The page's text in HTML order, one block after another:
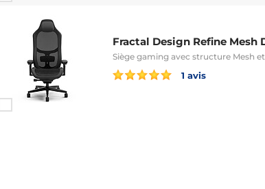
Fractal Design Refine Mesh
Siège gaming avec structure Mesh
1 avis